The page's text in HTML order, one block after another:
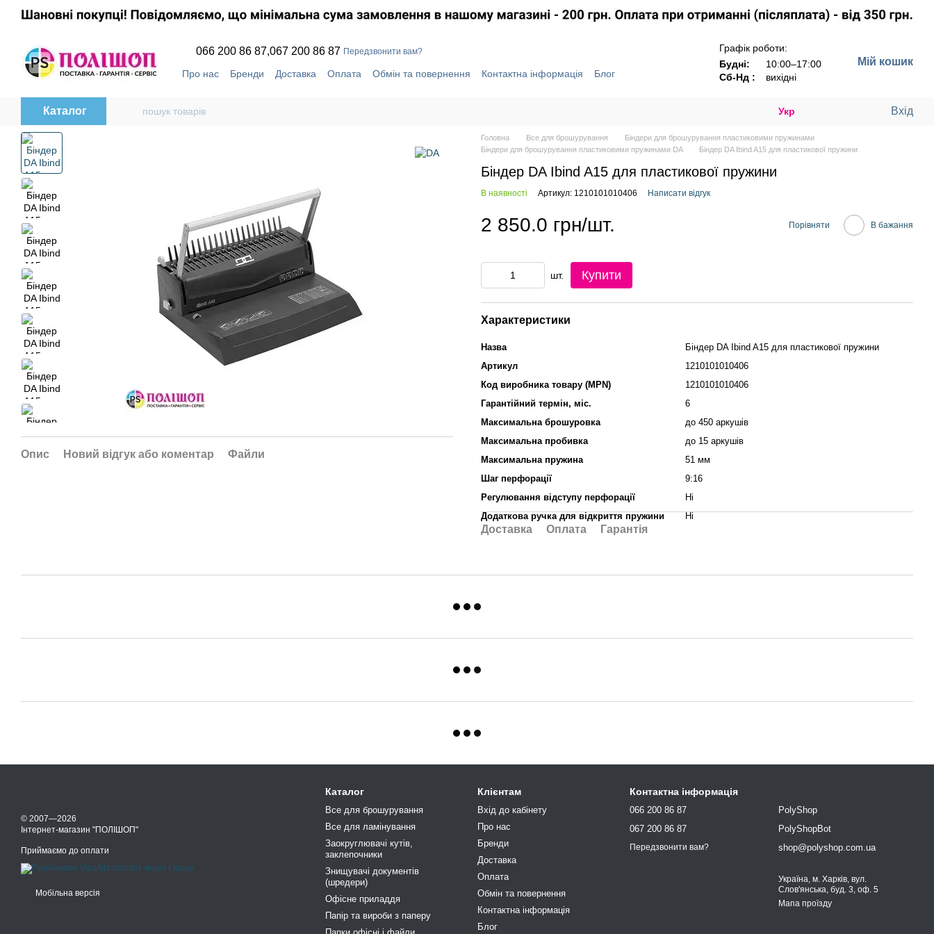
Перейти до основного контенту
066 200 86 87,067 200 86 87 Передзвонити вам?
Про нас Бренди Доставка Оплата Обмін та повернення Контактна інформація
Блог
Графік роботи:
Будні:
10:00–17:00
Сб-Нд :
вихідні
Мій кошик
Каталог Укр Вхід
Опис Новий відгук або коментар Файли
Головна Все для брошурування
Біндери для брошурування пластиковими пружинами
Біндери для брошурування пластиковими пружинами DA
Біндер DA Ibind A15 для пластикової пружини
Біндер DA Ibind A15 для пластикової пружини
В наявності Артикул: 1210101010406 Написати відгук
2 850.0 грн/шт. Порівняти В бажання
шт. Купити
Характеристики
Назва
Біндер DA Ibind A15 для пластикової пружини
Артикул
1210101010406
Код виробника товару (MPN)
1210101010406
Гарантійний термін, міс.
6
Максимальна брошуровка
до 450 аркушів
Максимальна пробивка
до 15 аркушів
Максимальна пружина
51 мм
Шаг перфорації
9:16
Регулювання відступу перфорації
Ні
Додаткова ручка для відкриття пружини
Ні
Доставка Оплата Гарантія
© 2007—2026
Інтернет-магазин "ПОЛІШОП"
Приймаємо до оплати
Мобільна версія
Каталог
Все для брошурування
Все для ламінування
Заокруглювачі кутів,
заклепочники
Знищувачі документів
(шредери)
Офісне приладдя
Папір та вироби з паперу
Клієнтам
Вхід до кабінету
Про нас
Бренди
Доставка
Оплата
Обмін та повернення
Контактна інформація
Блог
Контактна інформація
066 200 86 87
067 200 86 87
Передзвонити вам?
PolyShop
PolyShopBot
shop@polyshop.com.ua
Україна, м. Харків, вул.
Слов'янська, буд. 3, оф. 5
Мапа проїзду